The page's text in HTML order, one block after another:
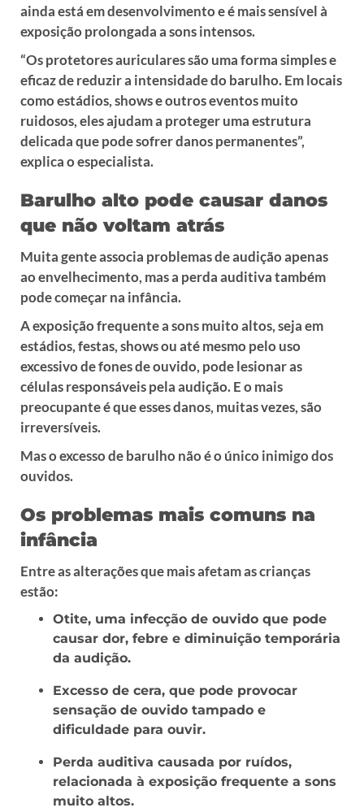
ainda está em desenvolvimento e é mais sensível à
exposição prolongada a sons intensos.
“Os protetores auriculares são uma forma simples e
eficaz de reduzir a intensidade do barulho. Em locais
como estádios, shows e outros eventos muito
ruidosos, eles ajudam a proteger uma estrutura
delicada que pode sofrer danos permanentes”,
explica o especialista.
Barulho alto pode causar danos
que não voltam atrás
Muita gente associa problemas de audição apenas
ao envelhecimento, mas a perda auditiva também
pode começar na infância.
A exposição frequente a sons muito altos, seja em
estádios, festas, shows ou até mesmo pelo uso
excessivo de fones de ouvido, pode lesionar as
células responsáveis pela audição. E o mais
preocupante é que esses danos, muitas vezes, são
irreversíveis.
Mas o excesso de barulho não é o único inimigo dos
ouvidos.
Os problemas mais comuns na
infância
Entre as alterações que mais afetam as crianças
estão:
Otite, uma infecção de ouvido que pode
causar dor, febre e diminuição temporária
da audição.
Excesso de cera, que pode provocar
sensação de ouvido tampado e
dificuldade para ouvir.
Perda auditiva causada por ruídos,
relacionada à exposição frequente a sons
muito altos.